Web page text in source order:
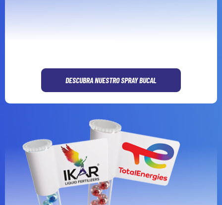
DESCUBRA NUESTRO SPRAY BUCAL